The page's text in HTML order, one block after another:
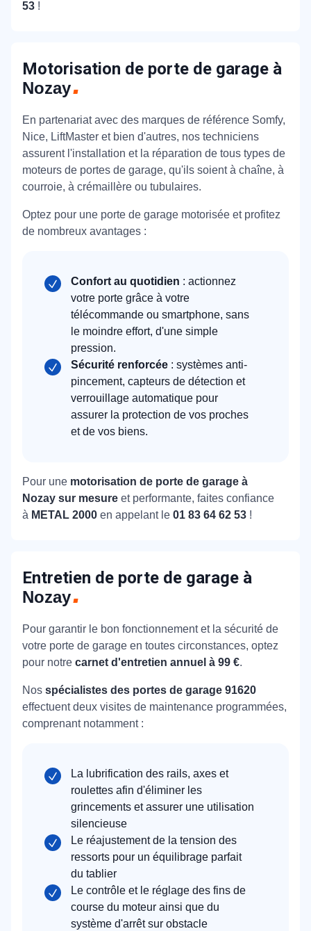
53 !
Motorisation de porte de garage à
Nozay
En partenariat avec des marques de référence Somfy,
Nice, LiftMaster et bien d'autres, nos techniciens
assurent l'installation et la réparation de tous types de
moteurs de portes de garage, qu'ils soient à chaîne, à
courroie, à crémaillère ou tubulaires.
Optez pour une porte de garage motorisée et profitez
de nombreux avantages :
Confort au quotidien : actionnez
votre porte grâce à votre
télécommande ou smartphone, sans
le moindre effort, d'une simple
pression.
Sécurité renforcée : systèmes anti-
pincement, capteurs de détection et
verrouillage automatique pour
assurer la protection de vos proches
et de vos biens.
Pour une motorisation de porte de garage à
Nozay sur mesure et performante, faites confiance
à METAL 2000 en appelant le 01 83 64 62 53 !
Entretien de porte de garage à
Nozay
Pour garantir le bon fonctionnement et la sécurité de
votre porte de garage en toutes circonstances, optez
pour notre carnet d'entretien annuel à 99 €.
Nos spécialistes des portes de garage 91620
effectuent deux visites de maintenance programmées,
comprenant notamment :
La lubrification des rails, axes et
roulettes afin d'éliminer les
grincements et assurer une utilisation
silencieuse
Le réajustement de la tension des
ressorts pour un équilibrage parfait
du tablier
Le contrôle et le réglage des fins de
course du moteur ainsi que du
système d'arrêt sur obstacle